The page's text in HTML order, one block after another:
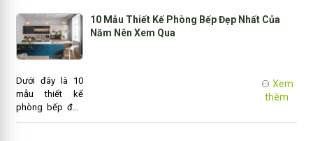
như thế nào?
Trên thực tế,
màu sắc sử
dụng cho nội
những màu
được tạo nên từ
nhiều sự pha
trộn khác nhau.
10 Mẫu Thiết Kế Phòng Bếp Đẹp Nhất Của
Năm Nên Xem Qua
Dưới đây là 10
mẫu thiết kế
phòng bếp đẹp
được ưa chuộng
Xem
thêm